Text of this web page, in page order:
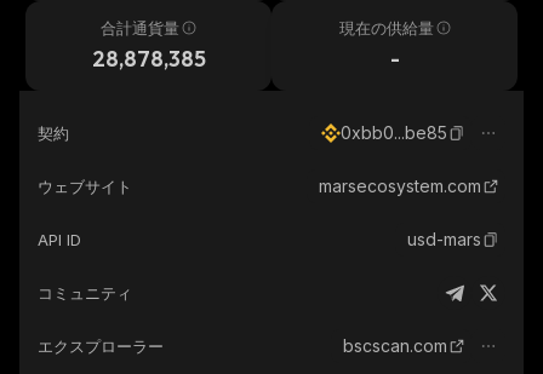
合計通貨量
28,878,385
現在の供給量
-
契約 0xbb0...be85
ウェブサイト marsecosystem.com
API ID usd-mars
コミュニティ
エクスプローラー bscscan.com